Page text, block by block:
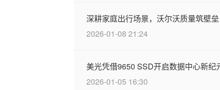
深耕家庭出行场景，沃尔沃质量筑壁
2026-01-08 21:24
美光凭借9650 SSD开启数据中心新纪
2026-01-05 16:30